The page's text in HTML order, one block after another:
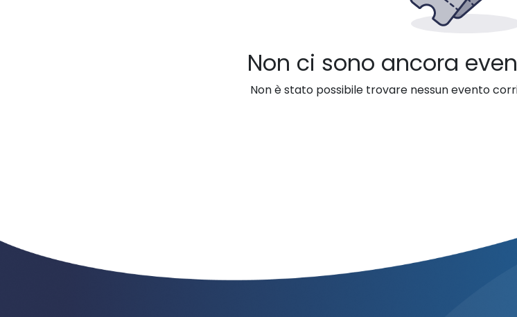
Non ci sono ancora
Non è stato possibile trovare nessun evento